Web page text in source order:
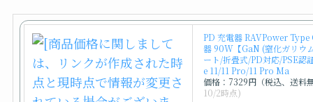
PD 充電器 RAVPower Type
器 90W【GaN (窒化ガリウ
ート/折畳式/PD対応/PSE認
e 11/11 Pro/11 Pro Ma
価格：7329円（税込、送料
10/2時点)